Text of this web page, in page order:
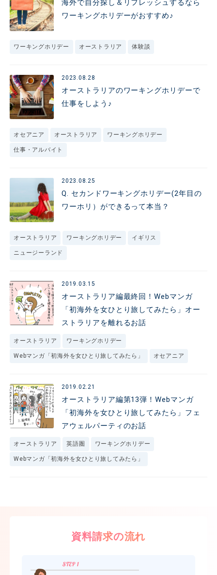
海外で自分探し＆リフレッシュするなら
ワーキングホリデーがおすすめ♪
ワーキングホリデー オーストラリア 体験談
2023.08.28
オーストラリアのワーキングホリデーで
仕事をしよう♪
オセアニア オーストラリア ワーキングホリデー
仕事・アルバイト
2023.08.25
Q. セカンドワーキングホリデー(2年目の
ワーホリ）ができるって本当？
オーストラリア ワーキングホリデー イギリス
ニュージーランド
2019.03.15
オーストラリア編最終回！Webマンガ
「初海外を女ひとり旅してみたら」オー
ストラリアを離れるお話
オーストラリア ワーキングホリデー
Webマンガ「初海外を女ひとり旅してみたら」 オセアニア
2019.02.21
オーストラリア編第13弾！Webマンガ
「初海外を女ひとり旅してみたら」フェ
アウェルパーティのお話
オーストラリア 英語圏 ワーキングホリデー
Webマンガ「初海外を女ひとり旅してみたら」
資料請求の流れ